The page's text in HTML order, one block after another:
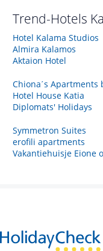
Trend-Hotels
Hotel Kalama Studios
Almira Kalamos
Aktaion Hotel
Chiona΄s Apartments
Hotel House Katia
Diplomats' Holidays
Symmetron Suites
erofili apartments
Vakantiehuisje Eione